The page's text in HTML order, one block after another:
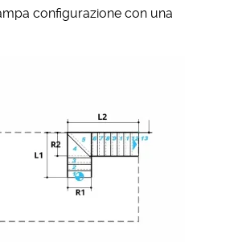
configurazione con una